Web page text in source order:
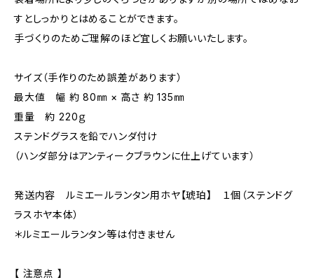
すとしっかりとはめることができます。
手づくりのためご理解のほど宜しくお願いいたします。
サイズ（手作りのため誤差があります）
最大値 幅 約 80㎜ × 高さ 約 135㎜
重量 約 220ｇ
ステンドグラスを鉛でハンダ付け
（ハンダ部分はアンティークブラウンに仕上げています）
発送内容 ルミエールランタン用ホヤ【琥珀】 １個（ステンドグ
ラスホヤ本体）
＊ルミエールランタン等は付きません
【 注意点 】